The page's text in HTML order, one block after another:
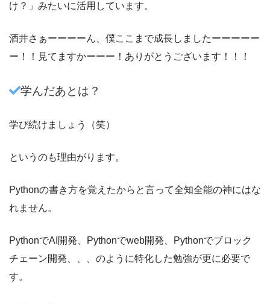
け？」みたいに活用しています。
酒井さぁーーーーん、僕ここまで成長しましたーーーーー
ー！！見てますかーーー！ありがとうございます！！！
学んだあとは？
学び続けましょう（笑）
というのも理由がります。
Pythonの書き方を覚えたからと言って全知全能の神にはな
れません。
PythonでAI開発、Pythonでweb開発、Pythonでブロック
チェーン開発、、、のように特化した勉強が更に必要で
す。